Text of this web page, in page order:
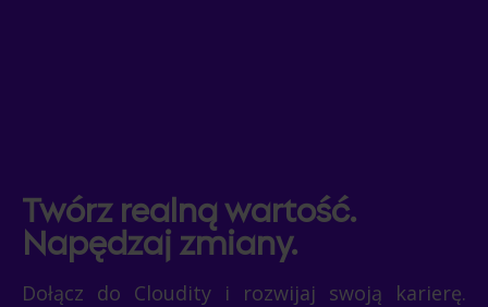
Twórz realną wartość.
Napędzaj zmiany.
Dołącz do Cloudity i rozwijaj swoją karierę.